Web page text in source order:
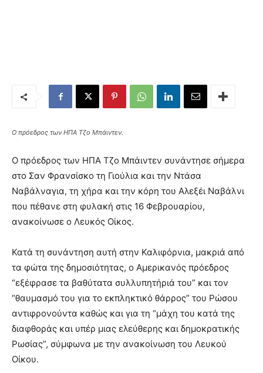
Ο πρόεδρος των ΗΠΑ Τζο Μπάιντεν.
Ο πρόεδρος των ΗΠΑ Τζο Μπάιντεν συνάντησε σήμερα
στο Σαν Φρανσίσκο τη Γιούλια και την Ντάσα
Ναβάλναγια, τη χήρα και την κόρη του Αλεξέι Ναβάλνι
που πέθανε στη φυλακή στις 16 Φεβρουαρίου,
ανακοίνωσε ο Λευκός Οίκος.
Κατά τη συνάντηση αυτή στην Καλιφόρνια, μακριά από
τα φώτα της δημοσιότητας, ο Αμερικανός πρόεδρος
“εξέφρασε τα βαθύτατα συλλυπητήριά του” και τον
“θαυμασμό του για το εκπληκτικό θάρρος” του Ρώσου
αντιφρονούντα καθώς και για τη “μάχη του κατά της
διαφθοράς και υπέρ μιας ελεύθερης και δημοκρατικής
Ρωσίας”, σύμφωνα με την ανακοίνωση του Λευκού
Οίκου.